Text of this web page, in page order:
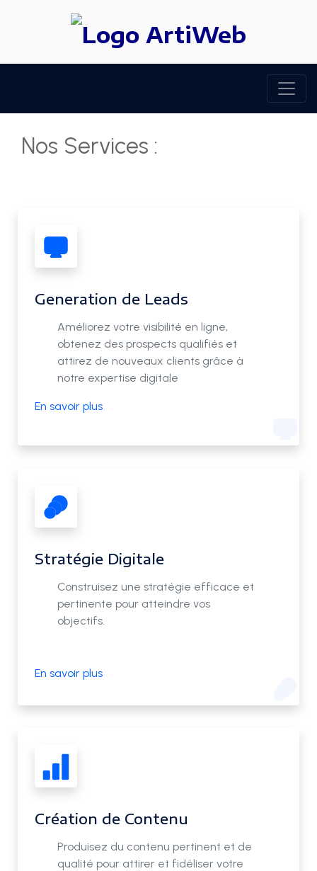
Nos Services :
Generation de Leads
Améliorez votre visibilité en ligne,
obtenez des prospects qualifiés et
attirez de nouveaux clients grâce à
notre expertise digitale
En savoir plus
Stratégie Digitale
Construisez une stratégie efficace et
pertinente pour atteindre vos
objectifs.
En savoir plus
Création de Contenu
Produisez du contenu pertinent et de
qualité pour attirer et fidéliser votre